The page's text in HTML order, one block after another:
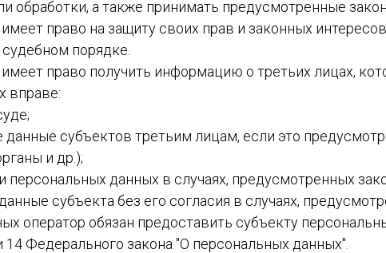
обработки, а также принимать предусмотренные
право на защиту своих прав и законных
порядке.
право получить информацию о третьих лицах,
вправе:
данные субъектов третьим лицам, если это
и др.);
персональных данных в случаях, предусмотренных
субъекта без его согласия в случаях,
оператор обязан предоставить субъекту
Федерального закона "О персональных данных".